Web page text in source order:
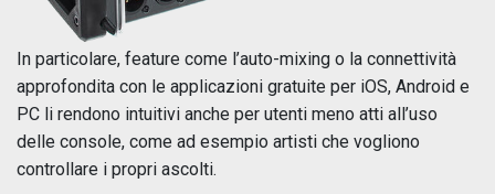
In particolare, feature come l’auto-mixing o la connettività
approfondita con le applicazioni gratuite per iOS, Android e
PC li rendono intuitivi anche per utenti meno atti all’uso
delle console, come ad esempio artisti che vogliono
controllare i propri ascolti.